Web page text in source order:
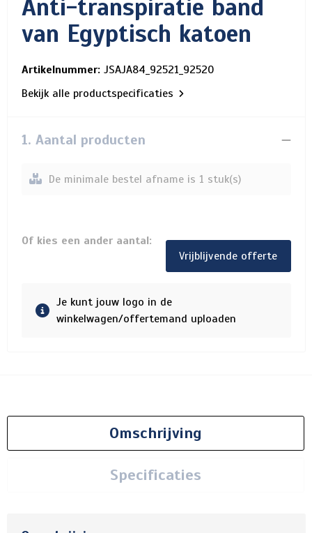
Anti-transpiratie band
van Egyptisch katoen
Artikelnummer: JSAJA84_92521_92520
Bekijk alle productspecificaties
1. Aantal producten
De minimale bestel afname is 1 stuk(s)
Of kies een ander aantal:
Vrijblijvende offerte
Je kunt jouw logo in de
winkelwagen/offertemand uploaden
Omschrijving
Specificaties